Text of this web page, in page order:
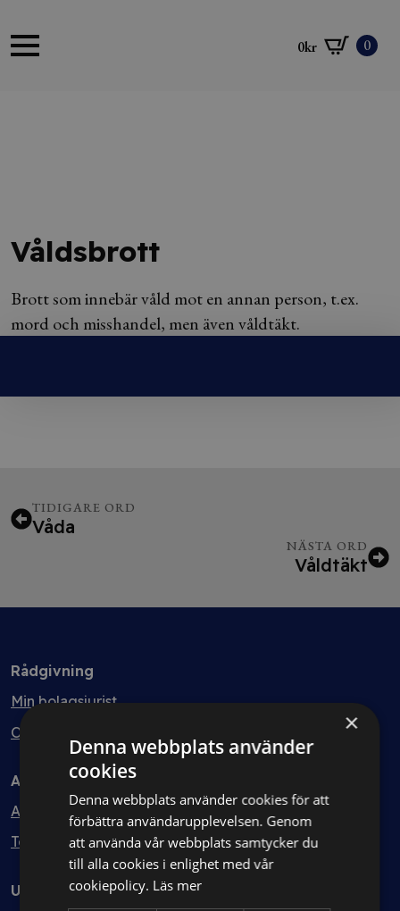
0kr 0
Våldsbrott
Brott som innebär våld mot en annan person, t.ex.
mord och misshandel, men även våldtäkt.
TIDIGARE ORD
Våda
NÄSTA ORD
Våldtäkt
Rådgivning
Min bolagsjurist
Ombud
Avtal
Avtalshantering
Testa kostnadsfritt
Utbildning
×
Denna webbplats använder
cookies
Denna webbplats använder cookies för att
förbättra användarupplevelsen. Genom
att använda vår webbplats samtycker du
till alla cookies i enlighet med vår
cookiepolicy. Läs mer